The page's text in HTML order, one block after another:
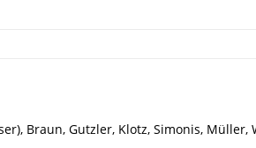
Braun, Gutzler, Klotz, Simonis, Müller,